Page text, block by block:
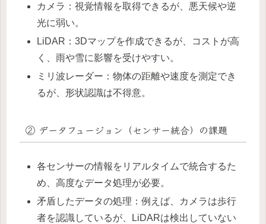
カメラ：視覚情報を取得できるが、悪天候や逆
光に弱い。
LiDAR：3Dマップを作成できるが、コストが高
く、雨や雪に影響を受けやすい。
ミリ波レーダー：物体の距離や速度を測定でき
るが、形状認識は不得意。
② データフュージョン（センサー統合）の課題
各センサーの情報をリアルタイムで統合するた
め、高度なデータ処理が必要。
矛盾したデータの処理：例えば、カメラは歩行
者を認識しているが、LiDARは検出していない